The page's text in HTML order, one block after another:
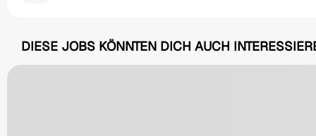
DIESE JOBS KÖNNTEN DICH AUCH